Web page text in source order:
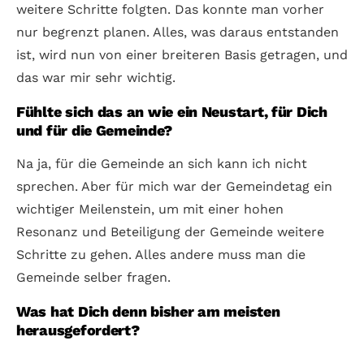
weitere Schritte folgten. Das konnte man vorher
nur begrenzt planen. Alles, was daraus entstanden
ist, wird nun von einer breiteren Basis getragen, und
das war mir sehr wichtig.
Fühlte sich das an wie ein Neustart, für Dich
und für die Gemeinde?
Na ja, für die Gemeinde an sich kann ich nicht
sprechen. Aber für mich war der Gemeindetag ein
wichtiger Meilenstein, um mit einer hohen
Resonanz und Beteiligung der Gemeinde weitere
Schritte zu gehen. Alles andere muss man die
Gemeinde selber fragen.
Was hat Dich denn bisher am meisten
herausgefordert?